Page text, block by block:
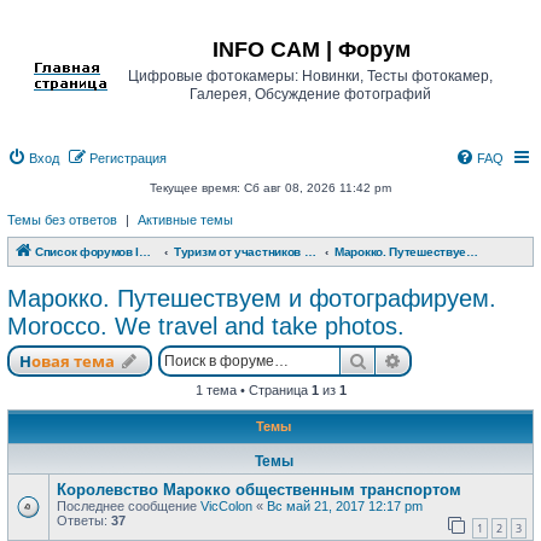
INFO CAM | Форум
Цифровые фотокамеры: Новинки, Тесты фотокамер,
Галерея, Обсуждение фотографий
Вход Регистрация FAQ
Текущее время: Сб авг 08, 2026 11:42 pm
Темы без ответов | Активные темы
Список форумов INFO CAM | Форум
Марокко. Путешествуем и фотографируем.
Morocco. We travel and take photos.
Новая тема
Новаятема ПоискРасширенный
1 тема • Страница 1 из 1
Темы
Темы
Королевство Марокко общественным транспортом
Последнее сообщение VicColon « Вс май 21, 2017 12:17 pm
Ответы: 37 1 2 3